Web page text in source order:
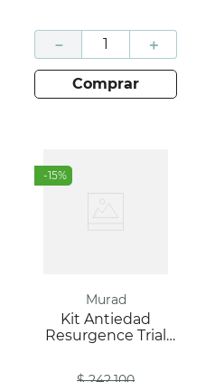
＋
－
comprar
-15%
Murad
Kit Antiedad
Resurgence Trial